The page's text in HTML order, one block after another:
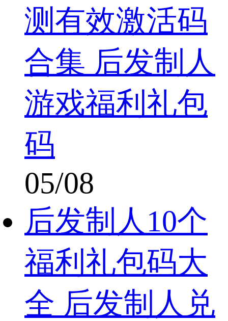
测有效激活码
合集 后发制人
游戏福利礼包
码
05/08
后发制人10个
福利礼包码大
全 后发制人兑